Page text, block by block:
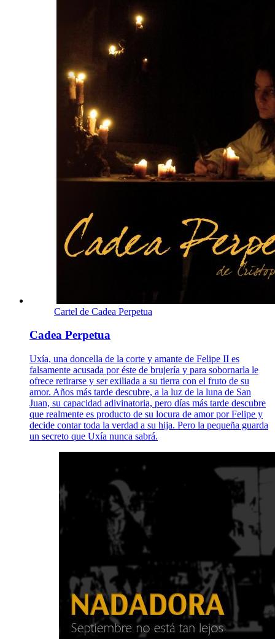
Cartel de Cadea Perpetua
Cadea Perpetua
Uxía, una doncella de la corte y amante de Felipe II es
falsamente acusada por éste de brujería y para sobornarla le
ofrece retirarse y ser exiliada a su tierra con el fruto de su
amor. Años más tarde descubre, a la luz de la luna de San
Juan, su capacidad adivinatoria, pero días más tarde descubre
que realmente es producto de su locura de amor por Felipe y
decide contar toda la verdad a su hija. Pero la pequeña guarda
un secreto que Uxía nunca sabrá.